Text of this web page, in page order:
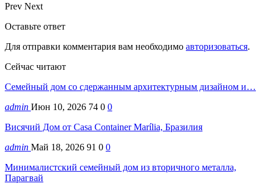
Prev Next
Оставьте ответ
Для отправки комментария вам необходимо авторизоваться.
Сейчас читают
Семейный дом со сдержанным архитектурным дизайном и…
admin Июн 10, 2026 74 0 0
Висячий Дом от Casa Container Marília, Бразилия
admin Май 18, 2026 91 0 0
Минималистский семейный дом из вторичного металла,
Парагвай